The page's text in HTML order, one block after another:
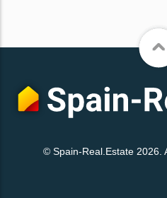
© Spain-Real.Estate 2026.